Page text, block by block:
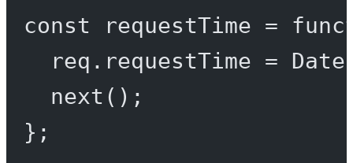
const requestTime =
req.requestTime =
next ();
};